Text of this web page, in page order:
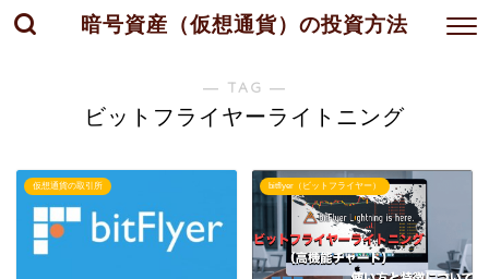
暗号資産（仮想通貨）の投資方法
― TAG ―
ビットフライヤーライトニング
仮想通貨の取引所 bitflyer（ビットフライヤー）